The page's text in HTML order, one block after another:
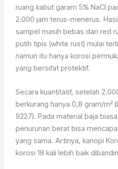
ruang kabut garam 5% NaCl
2.000 jam terus-menerus.
sampel masih bebas dari red
putih tipis (white rust) mulai
namun itu hanya korosi
yang bersifat protektif.
Secara kuantitatif, setelah
berkurang hanya 0,8 gram/m²
9227). Pada material baja
penurunan berat bisa
yang sama. Artinya, kanopi
korosi 18 kali lebih baik